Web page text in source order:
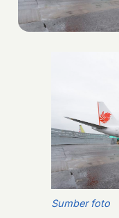
Sumber foto